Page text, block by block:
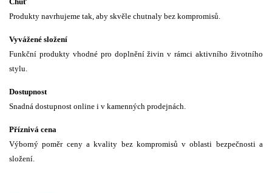
Produkty navrhujeme tak, aby skvěle chutnaly bez kompromisů.
Vyvážené složení
Funkční produkty vhodné pro doplnění živin v rámci aktivního životního
stylu.
Dostupnost
Snadná dostupnost online i v kamenných prodejnách.
Příznivá cena
Výborný poměr ceny a kvality bez kompromisů v oblasti bezpečnosti a
složení.